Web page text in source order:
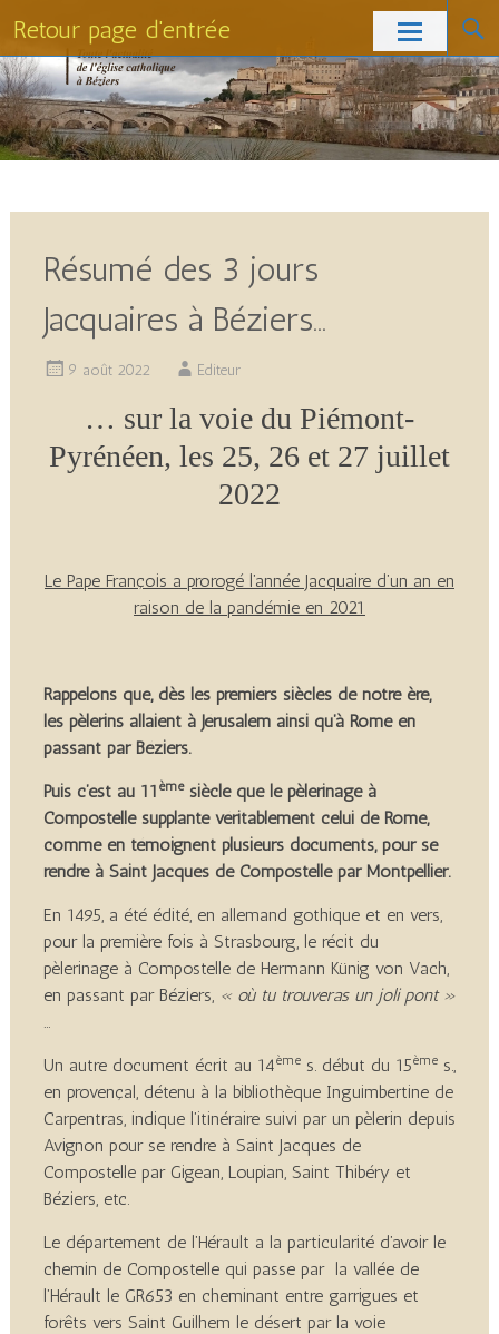
Retour page d'entrée
Skip
to
content
Résumé des 3 jours
Jacquaires à Béziers…
9 août 2022 Editeur
… sur la voie du Piémont-
Pyrénéen, les 25, 26 et 27 juillet
2022
Le Pape François a prorogé l’année Jacquaire d’un an en
raison de la pandémie en 2021
Rappelons que, dès les premiers siècles de notre ère,
les pèlerins allaient à Jérusalem ainsi qu’à Rome en
passant par Béziers.
Puis c’est au 11 èmesiècle que le pèlerinage à
Compostelle supplante véritablement celui de Rome,
comme en témoignent plusieurs documents, pour se
rendre à Saint Jacques de Compostelle par Montpellier.
En 1495, a été édité, en allemand gothique et en vers,
pour la première fois à Strasbourg, le récit du
pèlerinage à Compostelle de Hermann Künig von Vach,
en passant par Béziers, « où tu trouveras un joli pont »
…
Un autre document écrit au 14èmes. début du 15èmes.,
en provençal, détenu à la bibliothèque Inguimbertine de
Carpentras, indique l’itinéraire suivi par un pèlerin depuis
Avignon pour se rendre à Saint Jacques de
Compostelle par Gigean, Loupian, Saint Thibéry et
Béziers, etc.
Le département de l’Hérault a la particularité d’avoir le
chemin de Compostelle qui passe par la vallée de
l’Hérault le GR653 en cheminant entre garrigues et
forêts vers Saint Guilhem le désert par la voie